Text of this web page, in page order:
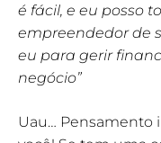
é fácil, e eu posso
empreendedor de
eu para gerir
negócio”
Uau… Pensamento